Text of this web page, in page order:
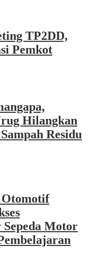
TP2DD,
Pemkot
Hilangkan
Residu
Otomotif
Motor